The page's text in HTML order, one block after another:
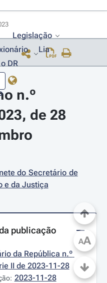
Legislação
Lia
DR
n.º
de 28
do Secretário de
e da Justiça
publicação
da República n.º
II de 2023-11-28
2023-11-28
AA